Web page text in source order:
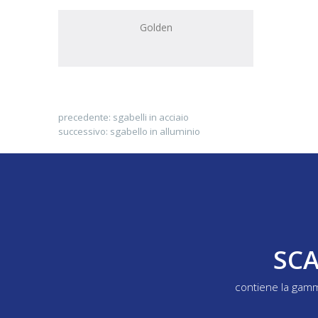
Golden
precedente: sgabelli in acciaio
successivo: sgabello in alluminio
contiene la